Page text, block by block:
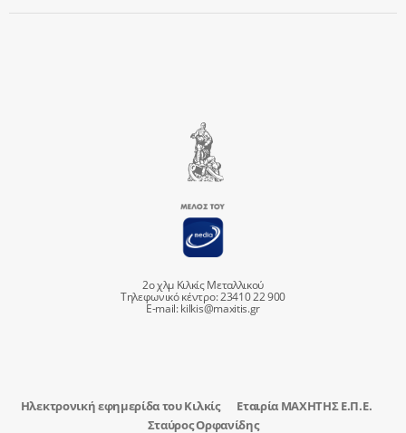
2ο χλμ Κιλκίς Μεταλλικού
Τηλεφωνικό κέντρο: 23410 22 900
E-mail:kilkis@maxitis.gr
Ηλεκτρονική εφημερίδα του Κιλκίς
Εταιρία ΜΑΧΗΤΗΣ Ε.Π.Ε.
Σταύρος Ορφανίδης